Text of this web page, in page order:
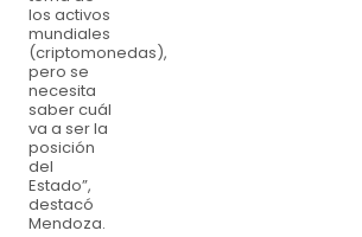
los activos
mundiales
(criptomonedas),
pero se
necesita
saber cuál
va a ser la
posición
del
Estado”,
destacó
Mendoza.